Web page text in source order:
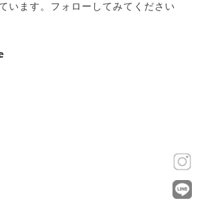
います。フォローしてみてください